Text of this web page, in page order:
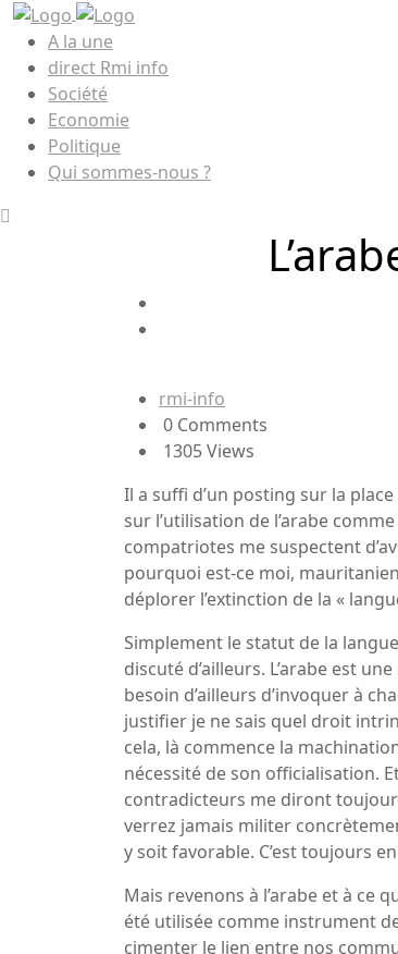
A la une
direct Rmi info
Société
Economie
Politique
Qui sommes-nous ?
rmi-info
0 Comments
1305 Views
Il a suffi d’un posting sur la
sur l’utilisation de l’arabe
compatriotes me suspectent
pourquoi est-ce moi,
déplorer l’extinction de la «
Simplement le statut de la
discuté d’ailleurs. L’arabe est
besoin d’ailleurs d’invoquer à
justifier je ne sais quel droit
cela, là commence la
nécessité de son officialisation.
contradicteurs me diront
verrez jamais militer
y soit favorable. C’est toujours
Mais revenons à l’arabe et à ce
été utilisée comme instrument
cimenter le lien entre nos